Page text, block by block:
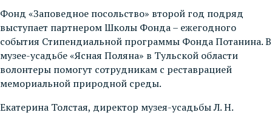
Фонд «Заповедное посольство» второй год подряд
выступает партнером Школы Фонда – ежегодного
события Стипендиальной программы Фонда Потанина. В
музее-усадьбе «Ясная Поляна» в Тульской области
волонтеры помогут сотрудникам с реставрацией
мемориальной природной среды.
Екатерина Толстая, директор музея-усадьбы Л. Н.